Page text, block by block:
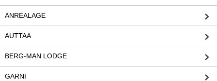
ANREALAGE
AUTTAA
BERG-MAN LODGE
GARNI